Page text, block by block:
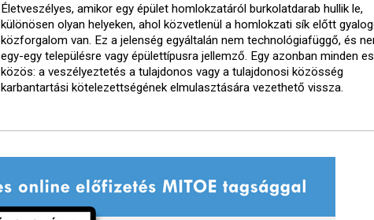
Életveszélyes, amikor egy épület homlokzatáról burkolatdarab hullik le,
különösen olyan helyeken, ahol közvetlenül a homlokzati sík előtt
közforgalom van. Ez a jelenség egyáltalán nem technológiafüggő, és
egy-egy településre vagy épülettípusra jellemző. Egy azonban minden
közös: a veszélyeztetés a tulajdonos vagy a tulajdonosi közösség
karbantartási kötelezettségének elmulasztására vezethető vissza.